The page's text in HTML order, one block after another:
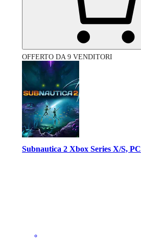
OFFERTO DA 9 VENDITORI
Subnautica 2 Xbox Series X/S, PC